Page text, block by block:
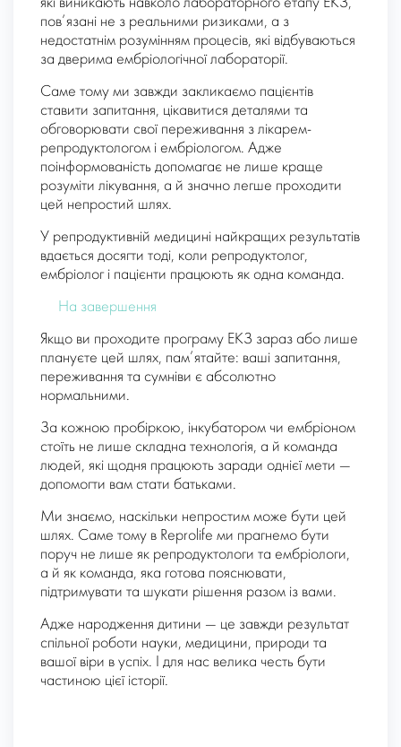
які виникають навколо лабораторного етапу ЕКЗ,
пов’язані не з реальними ризиками, а з
недостатнім розумінням процесів, які відбуваються
за дверима ембріологічної лабораторії.
Саме тому ми завжди закликаємо пацієнтів
ставити запитання, цікавитися деталями та
обговорювати свої переживання з лікарем-
репродуктологом і ембріологом. Адже
поінформованість допомагає не лише краще
розуміти лікування, а й значно легше проходити
цей непростий шлях.
У репродуктивній медицині найкращих результатів
вдається досягти тоді, коли репродуктолог,
ембріолог і пацієнти працюють як одна команда.
На завершення
Якщо ви проходите програму ЕКЗ зараз або лише
плануєте цей шлях, пам’ятайте: ваші запитання,
переживання та сумніви є абсолютно
нормальними.
За кожною пробіркою, інкубатором чи ембріоном
стоїть не лише складна технологія, а й команда
людей, які щодня працюють заради однієї мети —
допомогти вам стати батьками.
Ми знаємо, наскільки непростим може бути цей
шлях. Саме тому в Reprolife ми прагнемо бути
поруч не лише як репродуктологи та ембріологи,
а й як команда, яка готова пояснювати,
підтримувати та шукати рішення разом із вами.
Адже народження дитини — це завжди результат
спільної роботи науки, медицини, природи та
вашої віри в успіх. І для нас велика честь бути
частиною цієї історії.